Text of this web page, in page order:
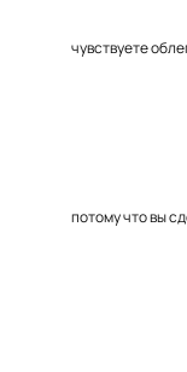
чувствуете
потому что вы